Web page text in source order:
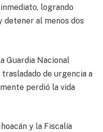
logrando
detener al menos dos
Guardia Nacional
de urgencia a
perdió la vida
y la Fiscalía